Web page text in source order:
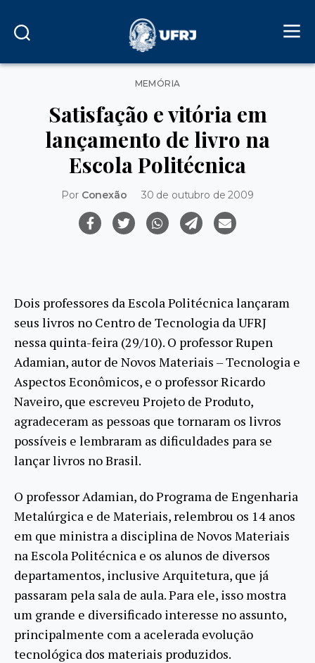
Categorias
MEMÓRIA
Satisfação e vitória em
lançamento de livro na
Escola Politécnica
Por Conexão 30 de outubro de 2009
Dois professores da Escola Politécnica lançaram
seus livros no Centro de Tecnologia da UFRJ
nessa quinta-feira (29/10). O professor Rupen
Adamian, autor de Novos Materiais – Tecnologia e
Aspectos Econômicos, e o professor Ricardo
Naveiro, que escreveu Projeto de Produto,
agradeceram as pessoas que tornaram os livros
possíveis e lembraram as dificuldades para se
lançar livros no Brasil.
O professor Adamian, do Programa de Engenharia
Metalúrgica e de Materiais, relembrou os 14 anos
em que ministra a disciplina de Novos Materiais
na Escola Politécnica e os alunos de diversos
departamentos, inclusive Arquitetura, que já
passaram pela sala de aula. Para ele, isso mostra
um grande e diversificado interesse no assunto,
principalmente com a acelerada evolução
tecnológica dos materiais produzidos.